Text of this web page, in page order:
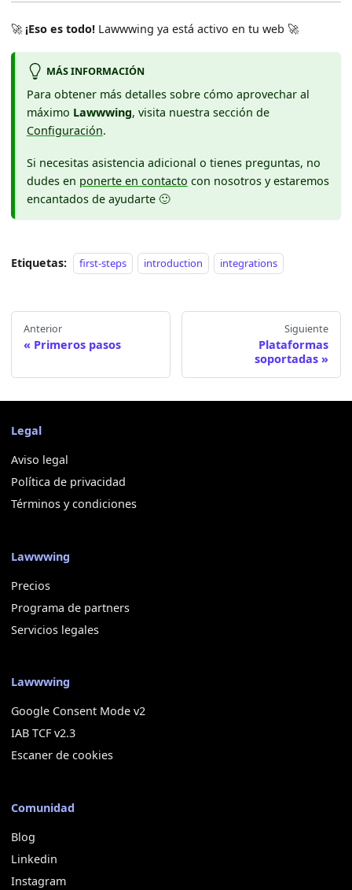
🚀 ¡Eso es todo! Lawwwing ya está activo en tu web 🚀
MÁS INFORMACIÓN
Para obtener más detalles sobre cómo aprovechar al
máximo Lawwwing, visita nuestra sección de
Configuración.
Si necesitas asistencia adicional o tienes preguntas, no
dudes en ponerte en contacto con nosotros y estaremos
encantados de ayudarte 🙂
Etiquetas: first-steps introduction integrations
Anterior
Primeros pasos
Siguiente
Plataformas
soportadas
Legal
Aviso legal
Política de privacidad
Términos y condiciones
Lawwwing
Precios
Programa de partners
Servicios legales
Lawwwing
Google Consent Mode v2
IAB TCF v2.3
Escaner de cookies
Comunidad
Blog
Linkedin
Instagram